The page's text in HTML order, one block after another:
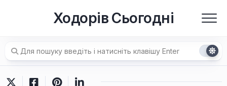
Ходорів Сьогодні